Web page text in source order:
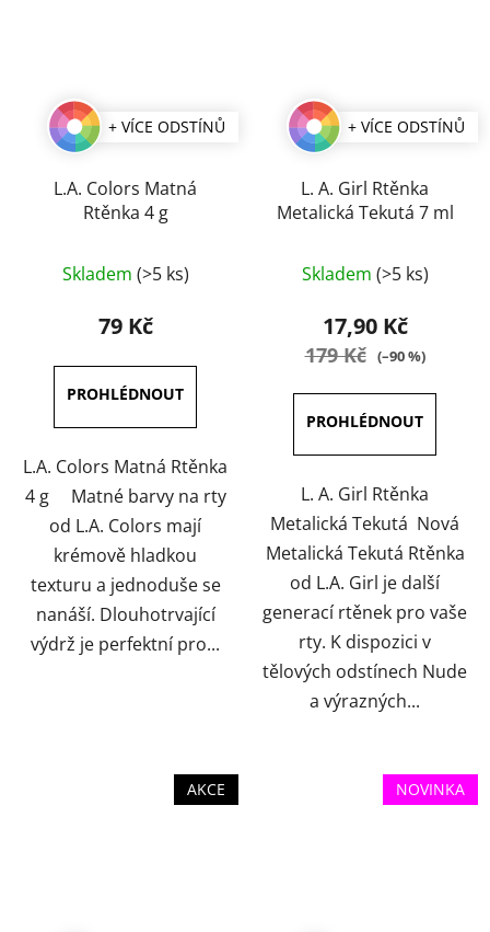
+ VÍCE ODSTÍNŮ
L.A. Colors Matná
Rtěnka 4 g
hodnocení
produktu
5,0
z
5
hvězdiček.
Skladem (>5 ks)
79 Kč
L.A. Colors Matná Rtěnka
4 g Matné barvy na rty
od L.A. Colors mají
krémově hladkou
texturu a jednoduše se
nanáší. Dlouhotrvající
výdrž je perfektní pro...
+ VÍCE ODSTÍNŮ
L. A. Girl Rtěnka
Metalická Tekutá 7 ml
hodnocení
produktu
je
5
hvězdiček.
Skladem (>5 ks)
17,90 Kč
179 Kč (–90 %)
L. A. Girl Rtěnka
Metalická Tekutá Nová
Metalická Tekutá Rtěnka
od L.A. Girl je další
generací rtěnek pro vaše
rty. K dispozici v
tělových odstínech Nude
a výrazných...
AKCE NOVINKA